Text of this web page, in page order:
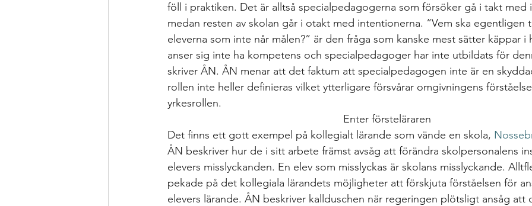
föll i praktiken. Det är alltså specialpedagogerna som försöker gå i takt
medan resten av skolan går i otakt med intentionerna. “Vem ska egentligen
eleverna som inte når målen?” är den fråga som kanske mest sätter käppar
anser sig inte ha kompetens och specialpedagoger har inte utbildats för
skriver ÅN. ÅN menar att det faktum att specialpedagogen inte är en
rollen inte heller definieras vilket ytterligare försvårar omgivningens
yrkesrollen.
Enter försteläraren
Det finns ett gott exempel på kollegialt lärande som vände en skola,
ÅN beskriver hur de i sitt arbete främst avsåg att förändra skolpersonalens
elevers misslyckanden. En elev som misslyckas är skolans misslyckande.
pekade på det kollegiala lärandets möjligheter att förskjuta förståelsen för
elevers lärande. ÅN beskriver kallduschen när regeringen plötsligt ansåg